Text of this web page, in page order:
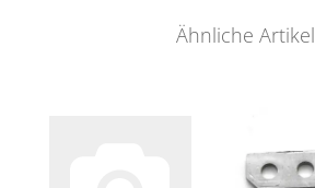
Ähnliche Artikel